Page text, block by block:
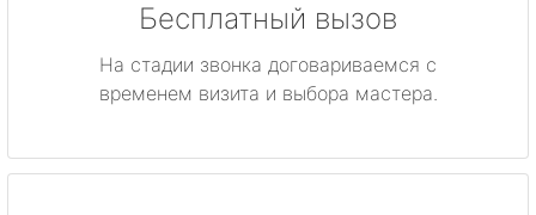
Бесплатный вызов
На стадии звонка договариваемся с
временем визита и выбора мастера.